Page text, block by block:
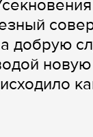
добрую